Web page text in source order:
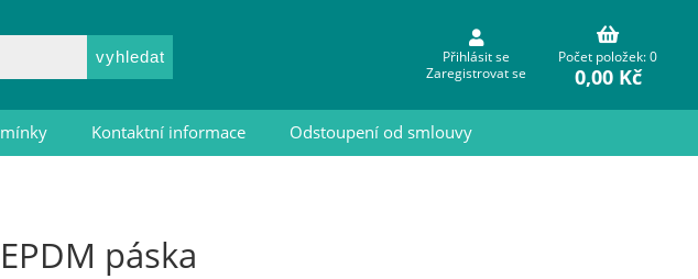
Přihlásit se
Zaregistrovat se
Počet položek: 0
0,00 Kč
Kontaktní informace Odstoupení od smlouvy
EPDM páska